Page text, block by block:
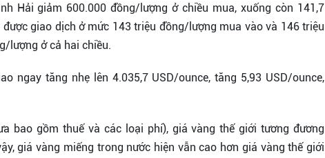
Hải giảm 600.000 đồng/lượng ở chiều mua, xuống còn 141,7
giao dịch ở mức 143 triệu đồng/lượng mua vào và 146 triệu
lượng ở cả hai chiều.
ngay tăng nhẹ lên 4.035,7 USD/ounce, tăng 5,93 USD/ounce,
bao gồm thuế và các loại phí), giá vàng thế giới tương đương
giá vàng miếng trong nước hiện vẫn cao hơn giá vàng thế giới